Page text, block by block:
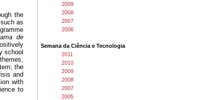
2009
2008
2007
2006
Semana da Ciência e Tecnologia
2011
2010
2009
2008
2007
2005